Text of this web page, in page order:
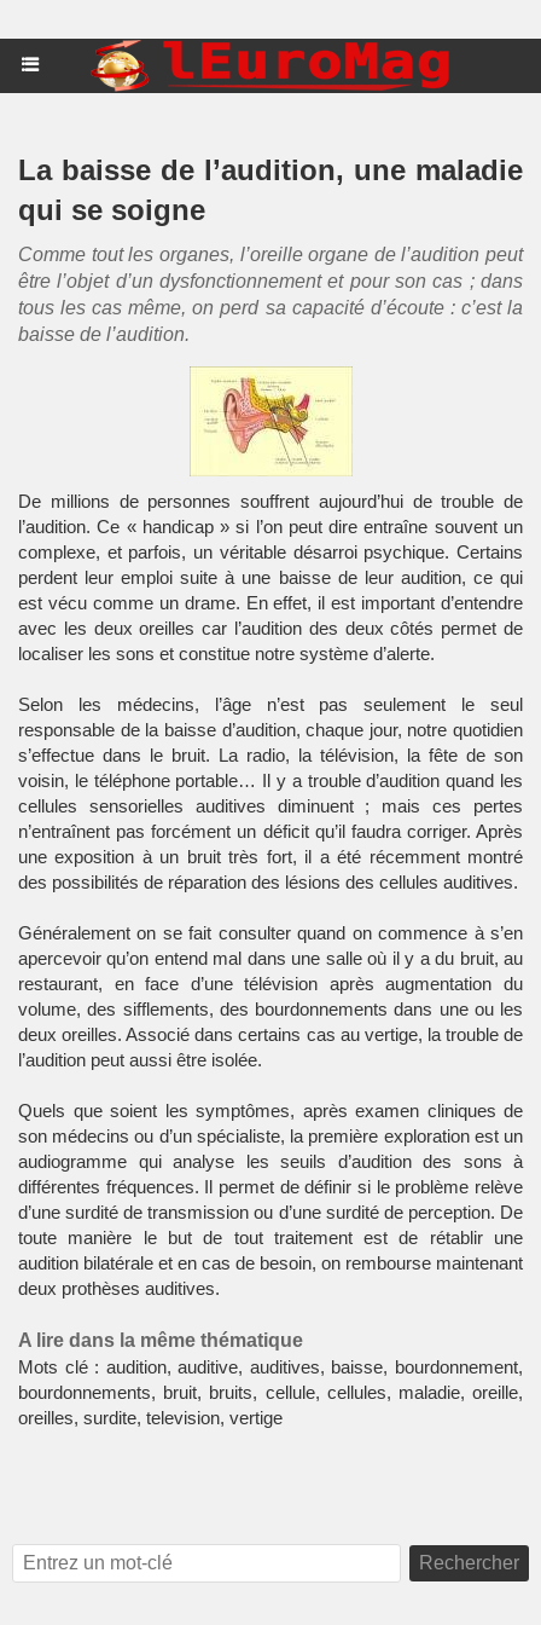
La baisse de l’audition, une maladie
qui se soigne
Comme tout les organes, l’oreille organe de l’audition peut
être l’objet d’un dysfonctionnement et pour son cas ; dans
tous les cas même, on perd sa capacité d’écoute : c’est la
baisse de l’audition.
De millions de personnes souffrent aujourd’hui de trouble de
l’audition. Ce « handicap » si l’on peut dire entraîne souvent un
complexe, et parfois, un véritable désarroi psychique. Certains
perdent leur emploi suite à une baisse de leur audition, ce qui
est vécu comme un drame. En effet, il est important d’entendre
avec les deux oreilles car l’audition des deux côtés permet de
localiser les sons et constitue notre système d’alerte.
Selon les médecins, l’âge n’est pas seulement le seul
responsable de la baisse d’audition, chaque jour, notre quotidien
s’effectue dans le bruit. La radio, la télévision, la fête de son
voisin, le téléphone portable… Il y a trouble d’audition quand les
cellules sensorielles auditives diminuent ; mais ces pertes
n’entraînent pas forcément un déficit qu’il faudra corriger. Après
une exposition à un bruit très fort, il a été récemment montré
des possibilités de réparation des lésions des cellules auditives.
Généralement on se fait consulter quand on commence à s’en
apercevoir qu’on entend mal dans une salle où il y a du bruit, au
restaurant, en face d’une télévision après augmentation du
volume, des sifflements, des bourdonnements dans une ou les
deux oreilles. Associé dans certains cas au vertige, la trouble de
l’audition peut aussi être isolée.
Quels que soient les symptômes, après examen cliniques de
son médecins ou d’un spécialiste, la première exploration est un
audiogramme qui analyse les seuils d’audition des sons à
différentes fréquences. Il permet de définir si le problème relève
d’une surdité de transmission ou d’une surdité de perception. De
toute manière le but de tout traitement est de rétablir une
audition bilatérale et en cas de besoin, on rembourse maintenant
deux prothèses auditives.
A lire dans la même thématique
Mots clé : audition, auditive, auditives, baisse, bourdonnement,
bourdonnements, bruit, bruits, cellule, cellules, maladie, oreille,
oreilles, surdite, television, vertige
Rechercher